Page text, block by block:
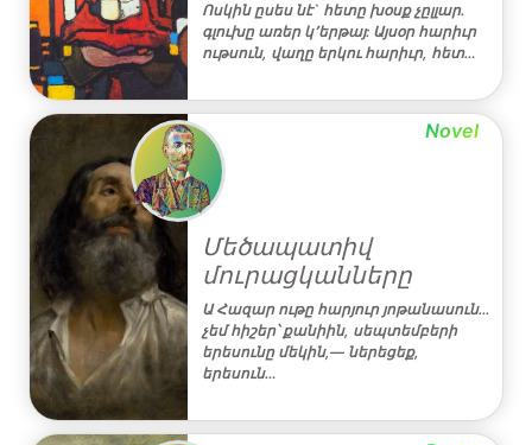
Ոսկին ըսես նէ` հետը խօսք չըլլար.
գլուխը առեր կ՚երթայ: Այսօր հարիւր
ութսուն, վաղը երկու հարիւր, հետ…
Novel
Մեծապատիվ
մուրացկանները
Ա Հազար ութը հարյուր յոթանասուն․․․
չեմ հիշեր՝ քանիին, սեպտեմբերի
երեսունը մեկին,― ներեցեք,
երեսուն…